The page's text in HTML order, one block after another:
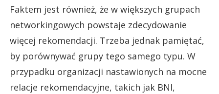
Faktem jest również, że w większych grupach
networkingowych powstaje zdecydowanie
więcej rekomendacji. Trzeba jednak pamiętać,
by porównywać grupy tego samego typu. W
przypadku organizacji nastawionych na mocne
relacje rekomendacyjne, takich jak BNI,